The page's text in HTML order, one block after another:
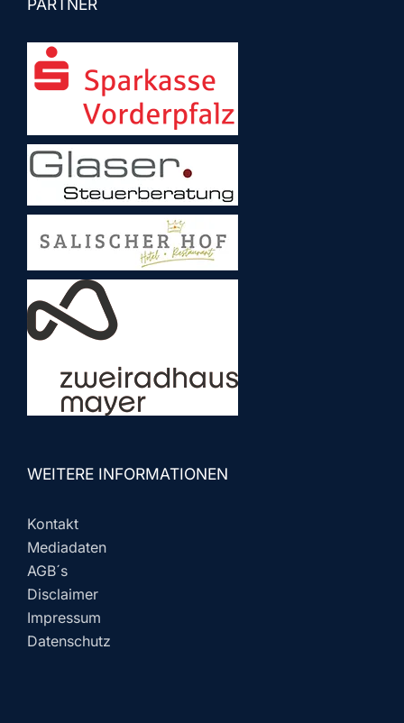
PARTNER
WEITERE INFORMATIONEN
Kontakt
Mediadaten
AGB´s
Disclaimer
Impressum
Datenschutz